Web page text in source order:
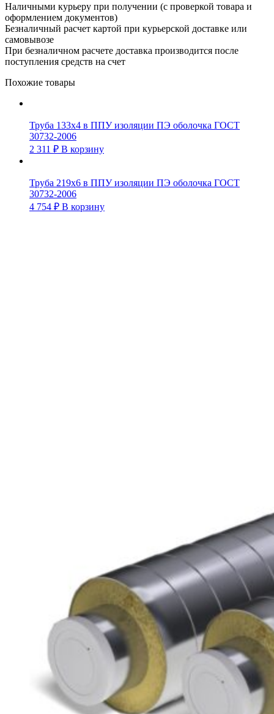
Наличными курьеру при получении (с проверкой товара и
оформлением документов)
Безналичный расчет картой при курьерской доставке или
самовывозе
При безналичном расчете доставка производится после
поступления средств на счет
Похожие товары
Труба 133х4 в ППУ изоляции ПЭ оболочка ГОСТ
30732-2006
2 311 ₽ В корзину
Труба 219х6 в ППУ изоляции ПЭ оболочка ГОСТ
30732-2006
4 754 ₽ В корзину